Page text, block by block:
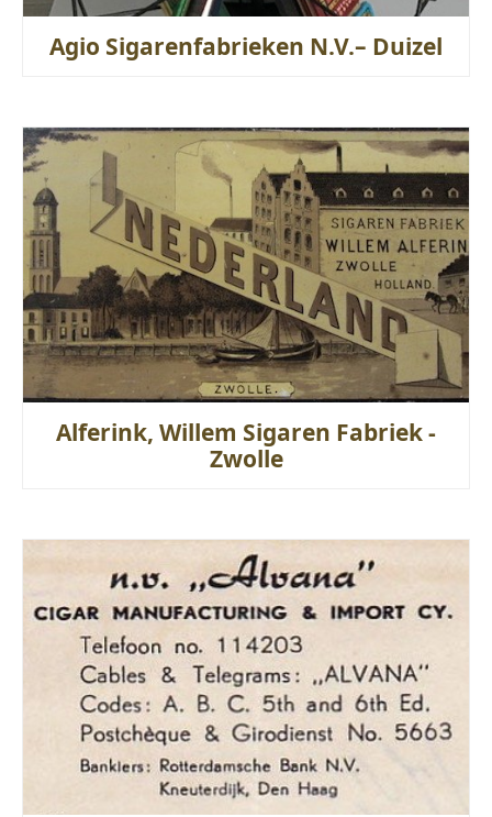
Agio Sigarenfabrieken N.V.– Duizel
Alferink, Willem Sigaren Fabriek -
Zwolle